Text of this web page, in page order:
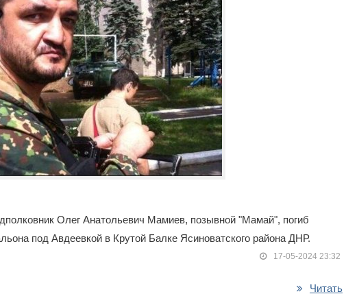
Олег Анатольевич Мамиев, позывной "Мамай", погиб
под Авдеевкой в Крутой Балке Ясиноватского района ДНР.
17-05-2024 23:32
Читать